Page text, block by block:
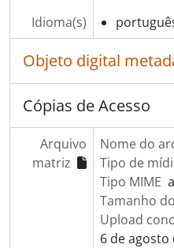
Idioma(s)
Objeto digital
Cópias de Acesso
Arquivo
matriz
Nome do
Tipo de
Tipo MIME
Tamanho
Upload
6 de agosto